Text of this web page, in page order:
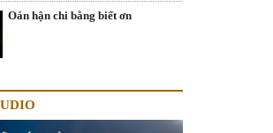
Oán hận chi bằng biết ơn